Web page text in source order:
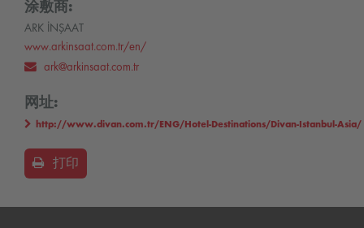
涂敷商:
ARK İNŞAAT
www.arkinsaat.com.tr/en/
ark@arkinsaat.com.tr
网址:
http://www.divan.com.tr/ENG/Hotel-Destinations/Divan-Istanbul-Asia/
打印